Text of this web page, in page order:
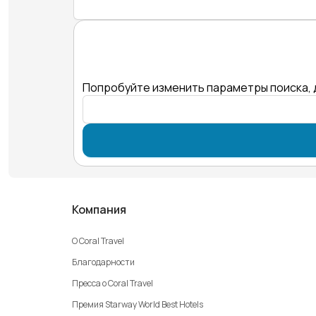
Попробуйте изменить параметры
Компания
О Coral Travel
Благодарности
Пресса о Coral Travel
Премия Starway World Best Hotels